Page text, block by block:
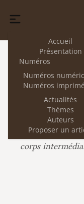
Accueil
Présentation
Numéros
Numéros
Numéros
Actualités
Thèmes
Auteurs
Proposer un
Les
Édouard
constitution
corps